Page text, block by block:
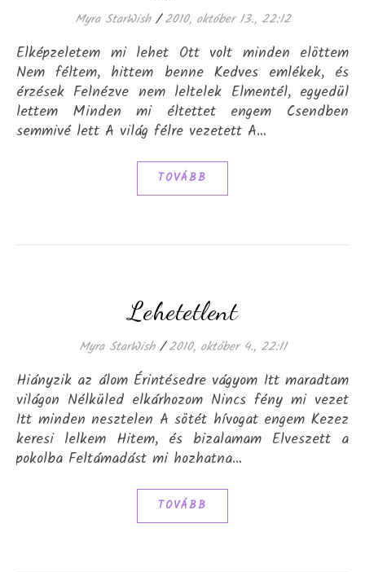
Myra StarWish / 2010, október 13., 22:12
Elképzeletem mi lehet Ott volt minden elöttem
Nem féltem, hittem benne Kedves emlékek, és
érzések Felnézve nem leltelek Elmentél, egyedül
lettem Minden mi éltettet engem Csendben
semmivé lett A világ félre vezetett A…
TOVÁBB
Lehetetlent
Myra StarWish / 2010, október 4., 22:11
Hiányzik az álom Érintésedre vágyom Itt maradtam
világon Nélküled elkárhozom Nincs fény mi vezet
Itt minden nesztelen A sötét hívogat engem Kezez
keresi lelkem Hitem, és bizalamam Elveszett a
pokolba Feltámadást mi hozhatna…
TOVÁBB